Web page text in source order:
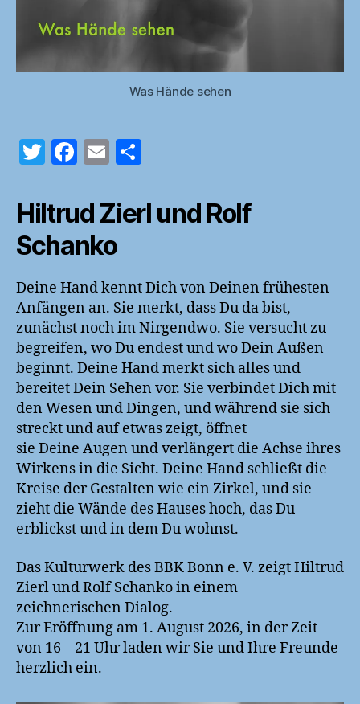
Was Hände sehen
T
itt
er
F
c
e
b
o
o
k
E
ai
l
le
n
Hiltrud Zierl und Rolf
Schanko
Deine Hand kennt Dich von Deinen frühesten
Anfängen an. Sie merkt, dass Du da bist,
zunächst noch im Nirgendwo. Sie versucht zu
begreifen, wo Du endest und wo Dein Außen
beginnt. Deine Hand merkt sich alles und
bereitet Dein Sehen vor. Sie verbindet Dich mit
den Wesen und Dingen, und während sie sich
streckt und auf etwas zeigt, öffnet
sie Deine Augen und verlängert die Achse ihres
Wirkens in die Sicht. Deine Hand schließt die
Kreise der Gestalten wie ein Zirkel, und sie
zieht die Wände des Hauses hoch, das Du
erblickst und in dem Du wohnst.
Das Kulturwerk des BBK Bonn e. V. zeigt Hiltrud
Zierl und Rolf Schanko in einem
zeichnerischen Dialog.
Zur Eröffnung am 1. August 2026, in der Zeit
von 16 – 21 Uhr laden wir Sie und Ihre Freunde
herzlich ein.